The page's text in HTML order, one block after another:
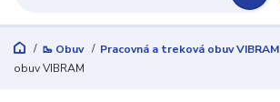
🥾 Obuv Pracovná a treková obuv VIBRAM
obuv VIBRAM
🛒 Množstevné zľavy v košíku:
€200 → -5 %
€500 → -10 %
€1 000 → -15 %